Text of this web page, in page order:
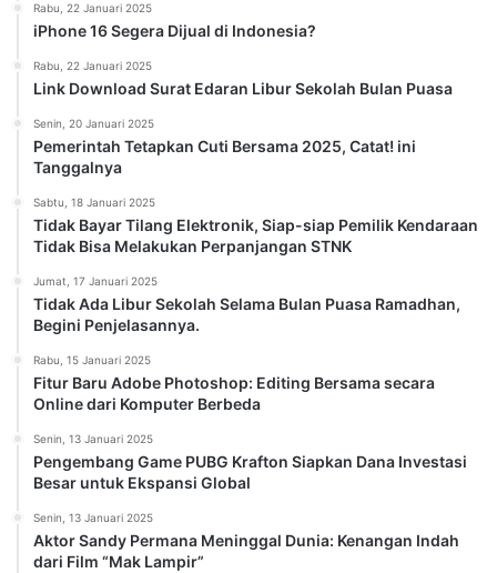
Rabu, 22 Januari 2025
iPhone 16 Segera Dijual di Indonesia?
Rabu, 22 Januari 2025
Link Download Surat Edaran Libur Sekolah Bulan Puasa
Senin, 20 Januari 2025
Pemerintah Tetapkan Cuti Bersama 2025, Catat! ini
Tanggalnya
Sabtu, 18 Januari 2025
Tidak Bayar Tilang Elektronik, Siap-siap Pemilik Kendaraan
Tidak Bisa Melakukan Perpanjangan STNK
Jumat, 17 Januari 2025
Tidak Ada Libur Sekolah Selama Bulan Puasa Ramadhan,
Begini Penjelasannya.
Rabu, 15 Januari 2025
Fitur Baru Adobe Photoshop: Editing Bersama secara
Online dari Komputer Berbeda
Senin, 13 Januari 2025
Pengembang Game PUBG Krafton Siapkan Dana Investasi
Besar untuk Ekspansi Global
Senin, 13 Januari 2025
Aktor Sandy Permana Meninggal Dunia: Kenangan Indah
dari Film “Mak Lampir”